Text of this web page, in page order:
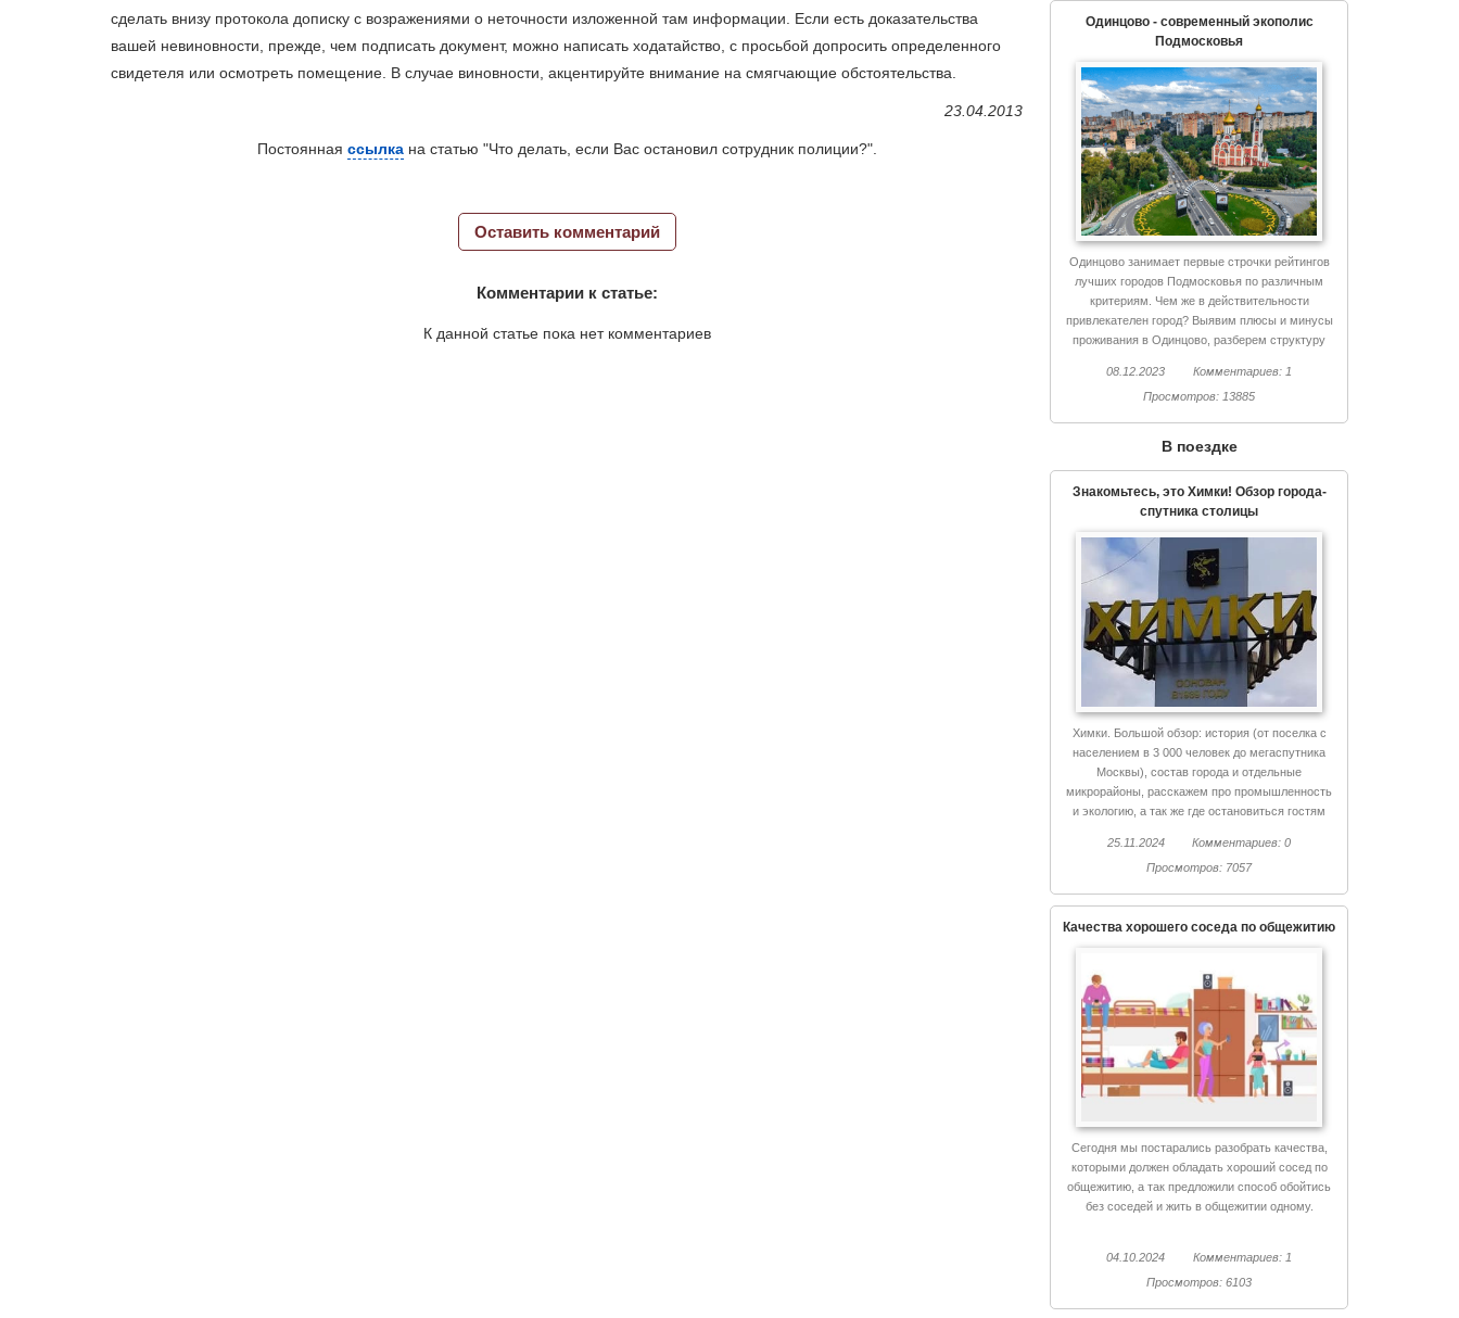
сделать внизу протокола дописку с возражениями о неточности изложенной там информации. Если есть доказательства
вашей невиновности, прежде, чем подписать документ, можно написать ходатайство, с просьбой допросить определенного
свидетеля или осмотреть помещение. В случае виновности, акцентируйте внимание на смягчающие обстоятельства.
23.04.2013
Постоянная ссылкана статью "Что делать, если Вас остановил сотрудник полиции?".
Оставить комментарий
Комментарии к статье:
К данной статье пока нет комментариев
Одинцово - современный экополис
Подмосковья
Одинцово занимает первые строчки рейтингов
лучших городов Подмосковья по различным
критериям. Чем же в действительности
привлекателен город? Выявим плюсы и минусы
проживания в Одинцово, разберем структуру
интересного.
08.12.2023
Комментариев: 1
Просмотров: 13885
В поездке
Знакомьтесь, это Химки! Обзор города-
спутника столицы
Химки. Большой обзор: история (от поселка с
населением в 3 000 человек до мегаспутника
Москвы), состав города и отдельные
микрорайоны, расскажем про промышленность
и экологию, а так же где остановиться гостям
25.11.2024
Комментариев: 0
Просмотров: 7057
Качества хорошего соседа по общежитию
Сегодня мы постарались разобрать качества,
которыми должен обладать хороший сосед по
общежитию, а так предложили способ обойтись
без соседей и жить в общежитии одному.
04.10.2024
Комментариев: 1
Просмотров: 6103